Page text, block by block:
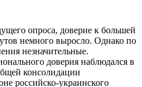
опроса, доверие к большей
немного выросло. Однако по
незначительные.
доверия наблюдался в
консолидации
российско-украинского